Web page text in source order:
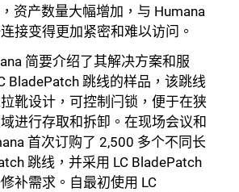
资产数量大幅增加，与 Humana
接变得更加紧密和难以访问。
简要介绍了其解决方案和服
BladePatch 跳线的样品，该跳线
靴设计，可控制闩锁，便于在狭
进行存取和拆卸。在现场会议和
首次订购了 2,500 多个不同长
跳线，并采用 LC BladePatch
补需求。自最初使用 LC